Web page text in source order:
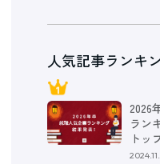
人気記事ランキ
2026
ラン
トッ